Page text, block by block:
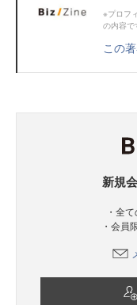
※プロフ
の内容で
この
新規
・全
・会員